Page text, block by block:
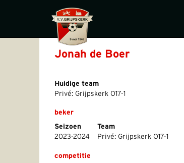
Jonah de Boer
Huidige team
Privé: Grijpskerk O17-1
beker
Seizoen
Team
2023-2024
Privé: Grijpskerk O17-1
competitie